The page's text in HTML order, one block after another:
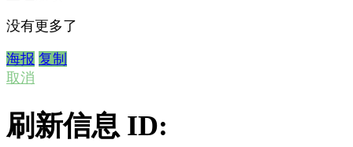
没有更多了
海报 复制
取消
刷新信息 ID: